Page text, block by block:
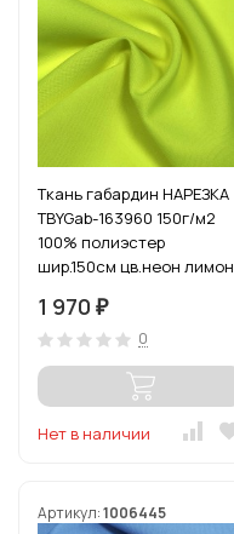
Ткань габардин НАРЕЗКА
TBYGab-163960 150г/м2
100% полиэстер
шир.150см цв.неон лимон
1 970 ₽
0
Нет в наличии
Артикул:1006445